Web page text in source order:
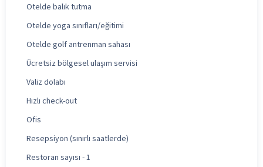
Otelde balık tutma
Otelde yoga sınıfları/eğitimi
Otelde golf antrenman sahası
Ücretsiz bölgesel ulaşım servisi
Valiz dolabı
Hızlı check-out
Ofis
Resepsiyon (sınırlı saatlerde)
Restoran sayısı - 1